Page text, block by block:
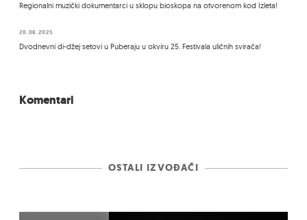
Regionalni muzički dokumentarci u sklopu bioskopa na otvorenom kod Izleta!
20.08.2025
Dvodnevni di-džej setovi u Puberaju u okviru 25. Festivala uličnih svirača!
Komentari
OSTALI IZVOĐAČI